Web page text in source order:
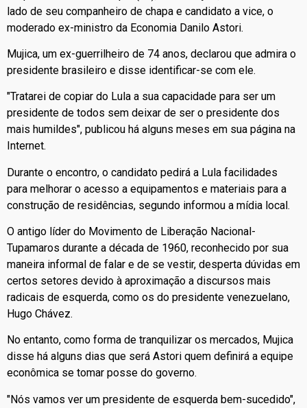
lado de seu companheiro de chapa e candidato a vice, o
moderado ex-ministro da Economia Danilo Astori.
Mujica, um ex-guerrilheiro de 74 anos, declarou que admira o
presidente brasileiro e disse identificar-se com ele.
"Tratarei de copiar do Lula a sua capacidade para ser um
presidente de todos sem deixar de ser o presidente dos
mais humildes", publicou há alguns meses em sua página na
Internet.
Durante o encontro, o candidato pedirá a Lula facilidades
para melhorar o acesso a equipamentos e materiais para a
construção de residências, segundo informou a mídia local.
O antigo líder do Movimento de Liberação Nacional-
Tupamaros durante a década de 1960, reconhecido por sua
maneira informal de falar e de se vestir, desperta dúvidas em
certos setores devido à aproximação a discursos mais
radicais de esquerda, como os do presidente venezuelano,
Hugo Chávez.
No entanto, como forma de tranquilizar os mercados, Mujica
disse há alguns dias que será Astori quem definirá a equipe
econômica se tomar posse do governo.
"Nós vamos ver um presidente de esquerda bem-sucedido",